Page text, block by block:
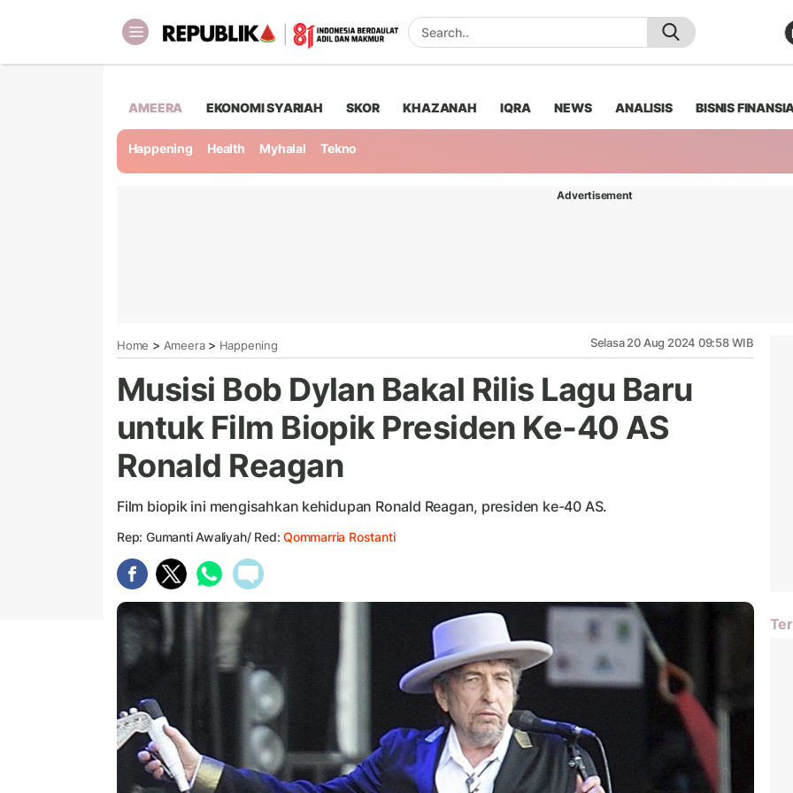
AMEERA EKONOMI SYARIAH SKOR KHAZANAH IQRA NEWS ANALISIS BISNIS
Happening Health Myhalal Tekno
Advertisement
Home > Ameera> Happening Selasa 20 Aug 2024 09:58 WIB
Musisi Bob Dylan Bakal Rilis Lagu Baru
untuk Film Biopik Presiden Ke-40 AS
Ronald Reagan
Film biopik ini mengisahkan kehidupan Ronald Reagan, presiden ke-40 AS.
Rep: Gumanti Awaliyah/ Red:Qommarria Rostanti